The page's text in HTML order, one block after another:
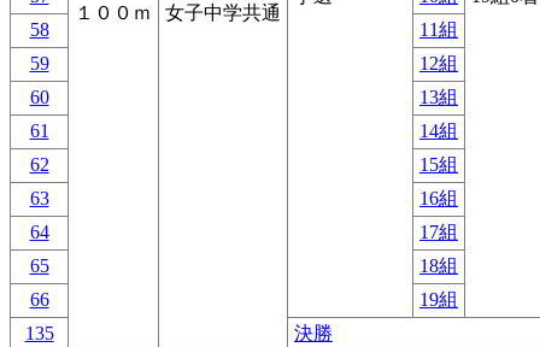
１００ｍ 女子中学共通
58
11組
59
12組
60
13組
61
14組
62
15組
63
16組
64
17組
65
18組
66
19組
135
決勝